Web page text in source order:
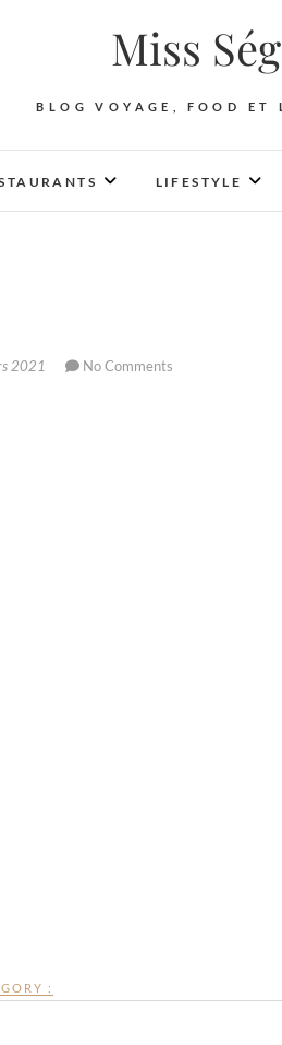
Miss
BLOG VOYAGE, FOOD ET
LIFESTYLE
2021 No Comments
: